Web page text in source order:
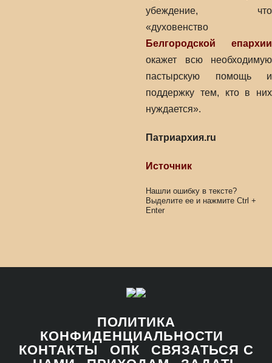
убеждение, что
«духовенство
Белгородской епархии
окажет всю необходимую
пастырскую помощь и
поддержку тем, кто в них
нуждается».
Патриархия.ru
Источник
Нашли ошибку в тексте?
Выделите ее и нажмите Ctrl +
Enter
ПОЛИТИКА
КОНФИДЕНЦИАЛЬНОСТИ
КОНТАКТЫ
ОПК
СВЯЗАТЬСЯ С